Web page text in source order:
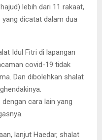
lebih dari 11 rakaat,
yang dicatat dalam dua
Idul Fitri di lapangan
covid-19 tidak
Dan dibolehkan shalat
cara lain yang
lanjut Haedar, shalat